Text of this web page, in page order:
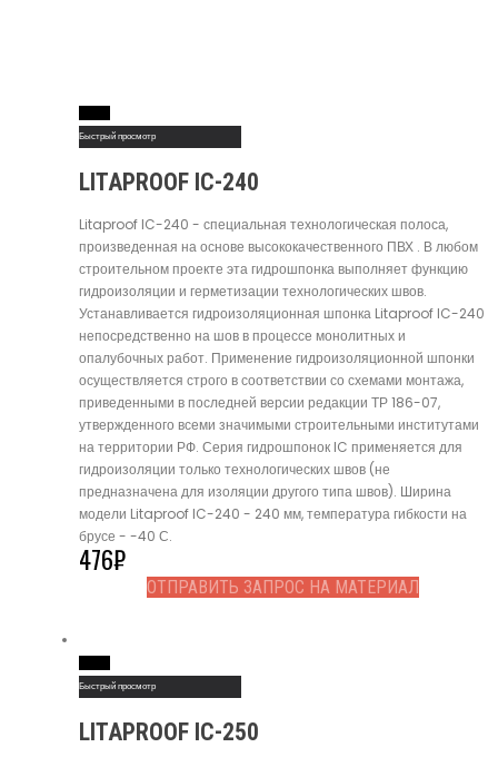
Быстрый просмотр
LITAPROOF IC-240
Litaproof IC-240 - специальная технологическая полоса,
произведенная на основе высококачественного ПВХ . В любом
строительном проекте эта гидрошпонка выполняет функцию
гидроизоляции и герметизации технологических швов.
Устанавливается гидроизоляционная шпонка Litaproof IC-240
непосредственно на шов в процессе монолитных и
опалубочных работ. Применение гидроизоляционной шпонки
осуществляется строго в соответствии со схемами монтажа,
приведенными в последней версии редакции ТР 186-07,
утвержденного всеми значимыми строительными институтами
на территории РФ. Серия гидрошпонок IC применяется для
гидроизоляции только технологических швов (не
предназначена для изоляции другого типа швов). Ширина
модели Litaproof IC-240 - 240 мм, температура гибкости на
брусе - -40 С.
476₽
ОТПРАВИТЬ ЗАПРОС НА МАТЕРИАЛ
Быстрый просмотр
LITAPROOF IC-250